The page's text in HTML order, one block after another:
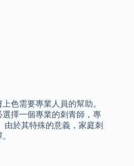
色需要專業人員的幫助。
擇一個專業的刺青師，專
由於其特殊的意義，家庭刺